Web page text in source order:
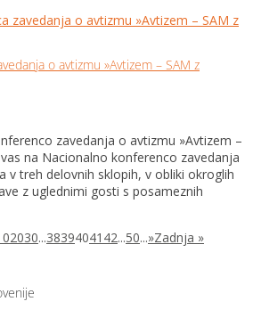
o avtizmu »Avtizem – SAM z
zavedanja o avtizmu »Avtizem –
na Nacionalno konferenco zavedanja
v treh delovnih sklopih, v obliki okroglih
z uglednimi gosti s posameznih
2030...38394041 42...50...»Zadnja »